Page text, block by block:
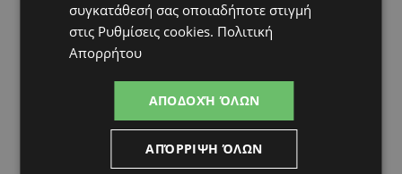
συγκατάθεσή σας οποιαδήποτε στιγμή
στις Ρυθμίσεις cookies. Πολιτική
Απορρήτου
ΑΠΟΔΟΧΉ ΌΛΩΝ
ΑΠΌΡΡΙΨΗ ΌΛΩΝ